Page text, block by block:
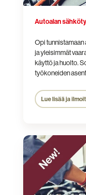
Autoalan
Opi tunnistamaan
ja yleisimmät
käyttö ja huolto.
työkoneiden
Lue lisää ja
Automotive
Electrical
Safety
Training